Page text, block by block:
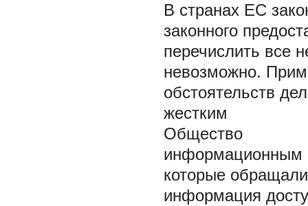
В странах ЕС
законного
перечислить все
невозможно.
обстоятельств
жестким
Общество
информационным
которые
информация